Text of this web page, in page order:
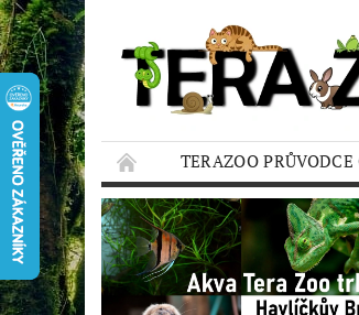
TERAZOO
HODNOCENÍ OBCHODU